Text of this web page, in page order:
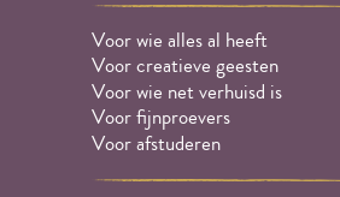
Voor wie alles al heeft
Voor creatieve geesten
Voor wie net verhuisd is
Voor fijnproevers
Voor afstuderen